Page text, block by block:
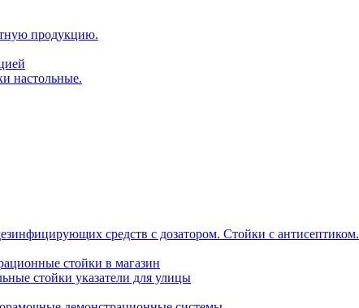
продукцию.
настольные.
средств с дозатором. Стойки с антисептиком.
стойки в магазин
стойки указатели для улицы